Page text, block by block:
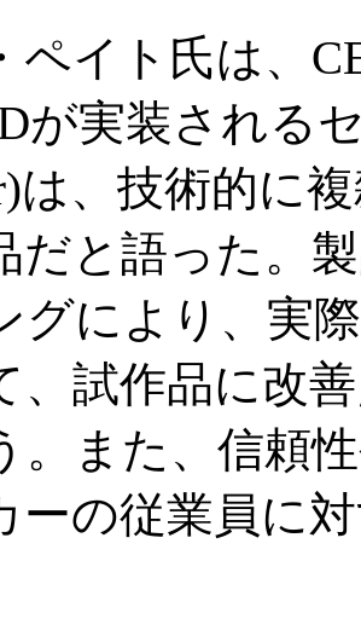
イト氏は、
が実装される
は、技術的に
だと語った。
グにより、実
、試作品に改
。また、信頼
ーの従業員に